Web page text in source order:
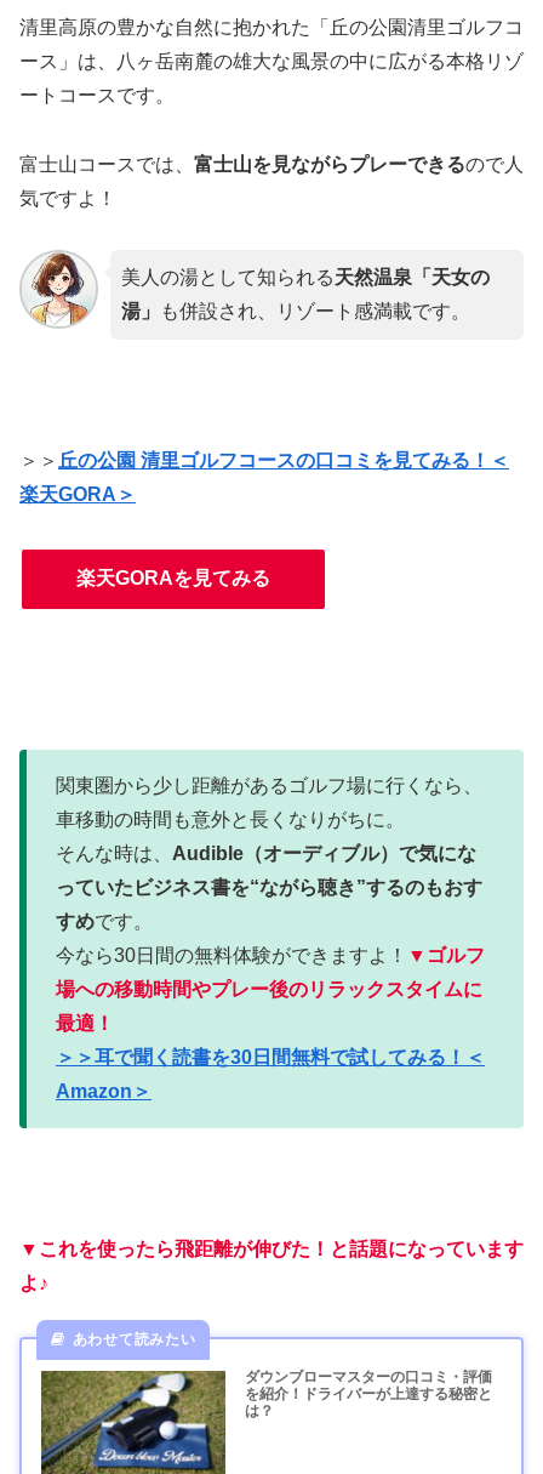
清里高原の豊かな自然に抱かれた「丘の公園清里ゴルフコ
ース」は、八ヶ岳南麓の雄大な風景の中に広がる本格リゾ
ートコースです。
富士山コースでは、 富士山を見ながらプレーできるので人
気ですよ！
美人の湯として知られる天然温泉「天女の
湯」
も併設され、リゾート感満載です。
＞＞ 丘の公園 清里ゴルフコースの口コミを見てみる！＜
楽天GORA＞
楽天GORAを見てみる
関東圏から少し距離があるゴルフ場に行くなら、
車移動の時間も意外と長くなりがちに。
そんな時は、 Audible（オーディブル）で気にな
っていたビジネス書を“ながら聴き”するのもおす
すめです。
今なら30日間の無料体験ができますよ！ ▼ゴルフ
場への移動時間やプレー後のリラックスタイムに
最適！
＞＞耳で聞く読書を30日間無料で試してみる！＜
Amazon＞
▼これを使ったら飛距離が伸びた！と話題になっています
よ♪
ダウンブローマスターの口コミ・評価
を紹介！ドライバーが上達する秘密と
は？